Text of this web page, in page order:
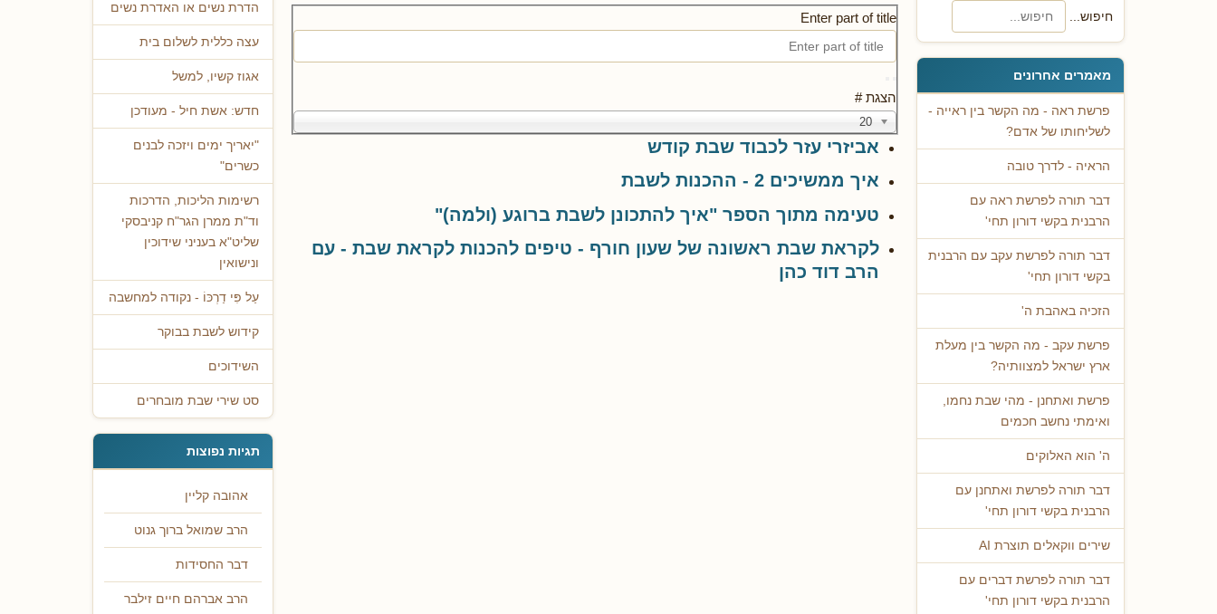
חיפוש...
מאמרים אחרונים
פרשת ראה - מה הקשר בין ראייה -
לשליחותו של אדם?
הראיה - לדרך טובה
דבר תורה לפרשת ראה עם
הרבנית בקשי דורון תחי'
דבר תורה לפרשת עקב עם הרבנית
בקשי דורון תחי'
הזכיה באהבת ה'
פרשת עקב - מה הקשר בין מעלת
ארץ ישראל למצוותיה?
פרשת ואתחנן - מהי שבת נחמו,
ואימתי נחשב חכמים
ה' הוא האלוקים
דבר תורה לפרשת ואתחנן עם
הרבנית בקשי דורון תחי'
שירים ווקאלים תוצרת AI
דבר תורה לפרשת דברים עם
הרבנית בקשי דורון תחי'
Enter part of title
הצגת #
20
אביזרי עזר לכבוד שבת קודש
איך ממשיכים 2 - ההכנות לשבת
טעימה מתוך הספר "איך להתכונן לשבת ברוגע (ולמה)"
לקראת שבת ראשונה של שעון חורף - טיפים להכנות לקראת שבת - עם
הרב דוד כהן
הדרת נשים או האדרת נשים
עצה כללית לשלום בית
אגוז קשיו, למשל
חדש: אשת חיל - מעודכן
"יאריך ימים ויזכה לבנים
כשרים"
רשימות הליכות, הדרכות
וד"ת ממרן הגר"ח קניבסקי
שליט"א בעניני שידוכין
ונישואין
עַל פִּי דַרְכּוֹ - נקודה למחשבה
קידוש לשבת בבוקר
השידוכים
סט שירי שבת מובחרים
תגיות נפוצות
אהובה קליין
הרב שמואל ברוך גנוט
דבר החסידות
הרב אברהם חיים זילבר